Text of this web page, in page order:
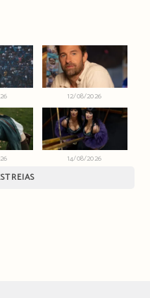
12/08/2026
14/08/2026